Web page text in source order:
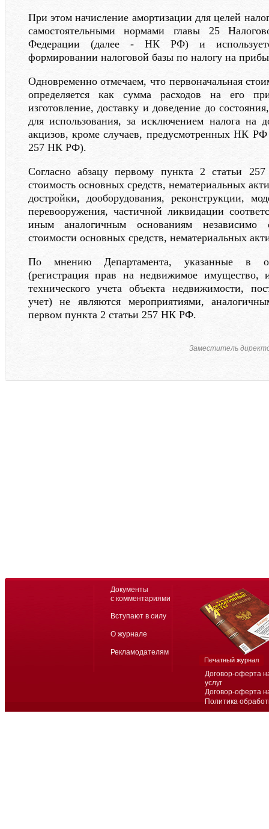
При этом начисление амортизации для целей
самостоятельными нормами главы 25
Федерации (далее - НК РФ) и
формировании налоговой базы по налогу на
Одновременно отмечаем, что первоначальная
определяется как сумма расходов на его
изготовление, доставку и доведение до
для использования, за исключением налога на
акцизов, кроме случаев, предусмотренных НК РФ
257 НК РФ).
Согласно абзацу первому пункта 2 статьи
стоимость основных средств, нематериальных
достройки, дооборудования, реконструкции,
перевооружения, частичной ликвидации
иным аналогичным основаниям независимо
стоимости основных средств, нематериальных
По мнению Департамента, указанные в
(регистрация прав на недвижимое имущество,
технического учета объекта недвижимости,
учет) не являются мероприятиями,
первом пункта 2 статьи 257 НК РФ.
Заместитель
Договор-оферта
услуг
Договор-оферта
Политика
Документы
с комментариями
Вступают в силу
О журнале
Рекламодателям
Печатный журнал